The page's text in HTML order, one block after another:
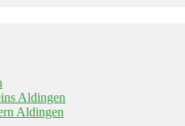
Aldingen
Aldingen